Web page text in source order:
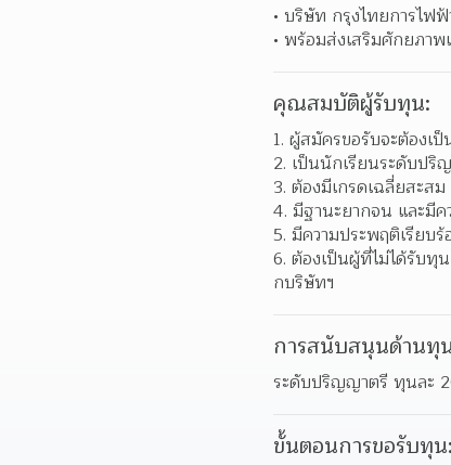
บริษัท กรุงไทยการไฟ
พร้อมส่งเสริมศักยภาพ
คุณสมบัติผู้รับทุน:
ผู้สมัครขอรับจะต้องเ
เป็นนักเรียนระดับปริ
ต้องมีเกรดเฉลี่ยสะส
มีฐานะยากจน และมีค
มีความประพฤติเรียบ
ต้องเป็นผู้ที่ไม่ได้รับทุ
กบริษัทฯ
การสนับสนุนด้านทุ
ระดับปริญญาตรี ทุนละ
ขั้นตอนการขอรับทุน: